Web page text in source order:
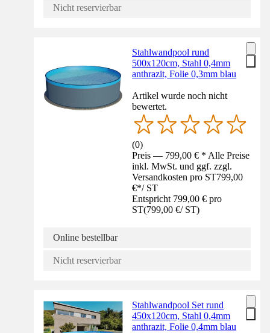
Nicht reservierbar
Stahlwandpool rund
500x120cm, Stahl 0,4mm
anthrazit, Folie 0,3mm blau
Artikel wurde noch nicht
bewertet.
(0)
Preis — 799,00 € * Alle Preise
inkl. MwSt. und ggf. zzgl.
Versandkosten pro ST799,00
€*/ ST
Entspricht 799,00 € pro
ST(799,00 €/ ST)
Online bestellbar
Nicht reservierbar
Stahlwandpool Set rund
450x120cm, Stahl 0,4mm
anthrazit, Folie 0,4mm blau